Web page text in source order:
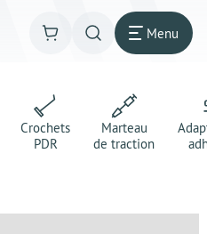
Menu
Crochets
PDR
Marteau
de traction